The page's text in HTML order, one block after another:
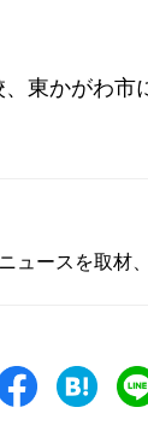
東かがわ市
ュースを取材